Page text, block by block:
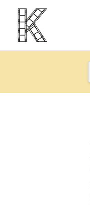
Pereiti
prie
turinio